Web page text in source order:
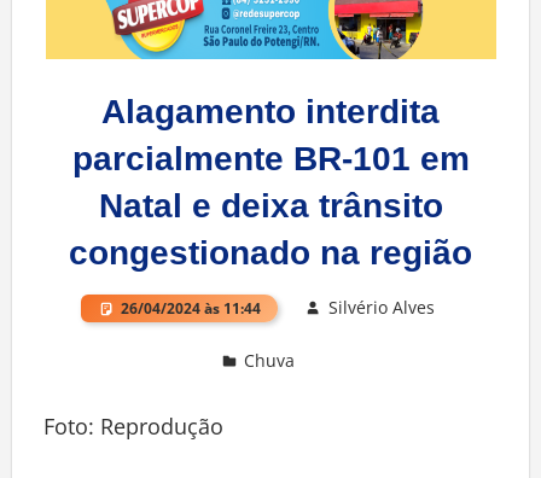
Alagamento interdita
parcialmente BR-101 em
Natal e deixa trânsito
congestionado na região
26/04/2024 às 11:44 Silvério Alves
Chuva
Foto: Reprodução